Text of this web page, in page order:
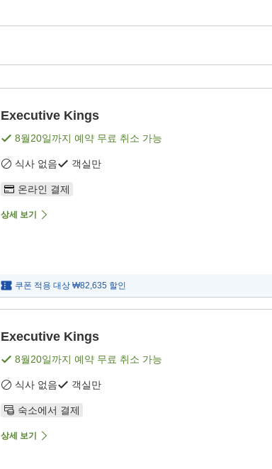
Executive Kings
8월20일까지 예약 무료 취소 가능
식사 없음 객실만
온라인 결제
상세 보기
쿠폰 적용 대상 ₩82,635 할인
Executive Kings
8월20일까지 예약 무료 취소 가능
식사 없음 객실만
숙소에서 결제
상세 보기